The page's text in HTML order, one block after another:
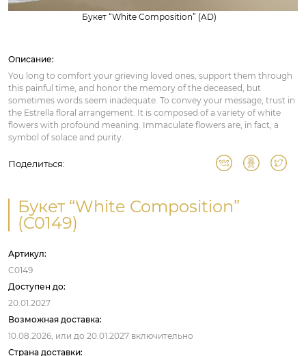
Букет “White Composition” (AD)
Описание:
You long to comfort your grieving loved ones, support them through
this painful time, and honor the memory of the deceased, but
sometimes words seem inadequate. To convey your message, trust in
the Estrella floral arrangement. It is composed of a variety of white
flowers with profound meaning. Immaculate flowers are, in fact, a
symbol of solace and purity.
Поделиться:
Букет “White Composition”
(C0149)
Артикул:
C0149
Доступен до:
20.01.2027
Возможная доставка:
10.08.2026, или до 20.01.2027 включительно
Страна доставки: